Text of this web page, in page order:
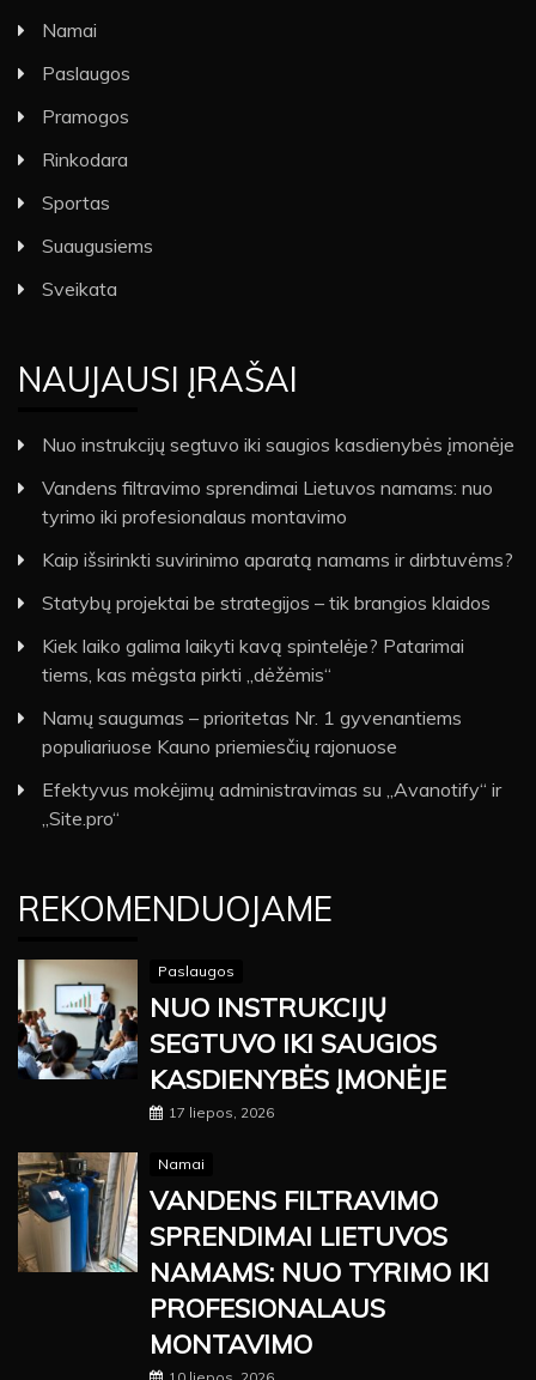
Namai
Paslaugos
Pramogos
Rinkodara
Sportas
Suaugusiems
Sveikata
NAUJAUSI ĮRAŠAI
Nuo instrukcijų segtuvo iki saugios kasdienybės įmonėje
Vandens filtravimo sprendimai Lietuvos namams: nuo
tyrimo iki profesionalaus montavimo
Kaip išsirinkti suvirinimo aparatą namams ir dirbtuvėms?
Statybų projektai be strategijos – tik brangios klaidos
Kiek laiko galima laikyti kavą spintelėje? Patarimai
tiems, kas mėgsta pirkti „dėžėmis“
Namų saugumas – prioritetas Nr. 1 gyvenantiems
populiariuose Kauno priemiesčių rajonuose
Efektyvus mokėjimų administravimas su „Avanotify“ ir
„Site.pro“
REKOMENDUOJAME
Paslaugos
NUO INSTRUKCIJŲ
SEGTUVO IKI SAUGIOS
KASDIENYBĖS ĮMONĖJE
17 liepos, 2026
Namai
VANDENS FILTRAVIMO
SPRENDIMAI LIETUVOS
NAMAMS: NUO TYRIMO IKI
PROFESIONALAUS
MONTAVIMO